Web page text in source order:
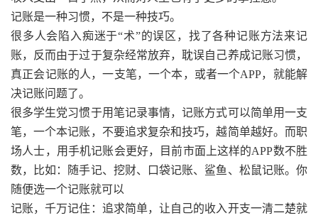
记账是一种习惯，不是一种技巧。
很多人会陷入痴迷于“术”的误区，找了各种记账方法来记
账，反而由于过于复杂经常放弃，耽误自己养成记账习惯，
真正会记账的人，一支笔，一个本，或者一个APP，就能解
决记账问题了。
很多学生党习惯于用笔记录事情，记账方式可以简单用一支
笔，一个本记账，不要追求复杂和技巧，越简单越好。而职
场人士，用手机记账会更好，目前市面上这样的APP数不胜
数，比如：随手记、挖财、口袋记账、鲨鱼、松鼠记账。你
随便选一个记账就可以
记账，千万记住：追求简单，让自己的收入开支一清二楚就